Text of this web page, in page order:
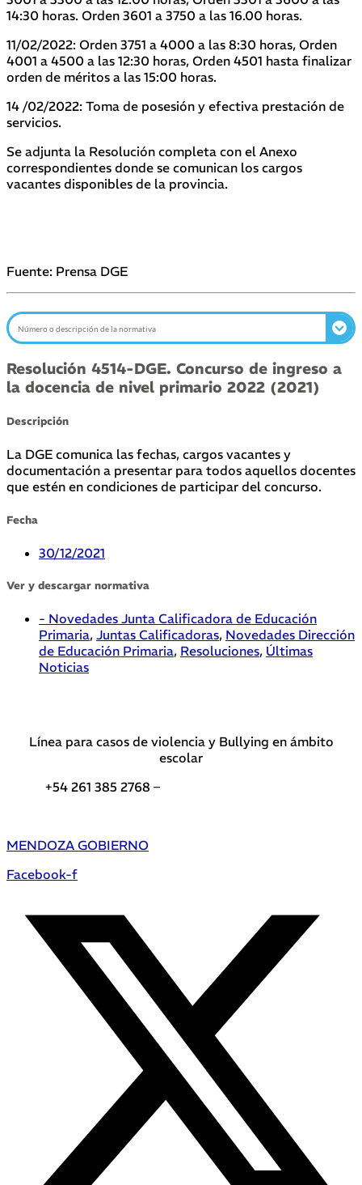
14:30 horas. Orden 3601 a 3750 a las 16.00 horas.
11/02/2022: Orden 3751 a 4000 a las 8:30 horas, Orden
4001 a 4500 a las 12:30 horas, Orden 4501 hasta finalizar
orden de méritos a las 15:00 horas.
14 /02/2022: Toma de posesión y efectiva prestación de
servicios.
Se adjunta la Resolución completa con el Anexo
correspondientes donde se comunican los cargos
vacantes disponibles de la provincia.
Fuente: Prensa DGE
Resolución 4514-DGE. Concurso de ingreso a
la docencia de nivel primario 2022 (2021)
Descripción
La DGE comunica las fechas, cargos vacantes y
documentación a presentar para todos aquellos docentes
que estén en condiciones de participar del concurso.
Fecha
30/12/2021
Ver y descargar normativa
- Novedades Junta Calificadora de Educación
Primaria, Juntas Calificadoras, Novedades Dirección
de Educación Primaria, Resoluciones, Últimas
Noticias
Línea para casos de violencia y Bullying en ámbito
escolar
+54 261 385 2768 –
MENDOZA GOBIERNO
Facebook-f